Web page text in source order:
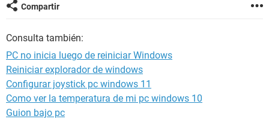
Procesador: AMD Ryzen 3 3200G
SSD: M.2 NVMe Kingston de 500 GB
Disco Duro 1TB 7200 rpm
Fuente de Poder: PCBOX PCB-510 500w (Que en realidad
son menos watt me dijeron)
Compartir
Consulta también:
PC no inicia luego de reiniciar Windows
Reiniciar explorador de windows
Configurar joystick pc windows 11
Como ver la temperatura de mi pc windows 10
Guion bajo pc